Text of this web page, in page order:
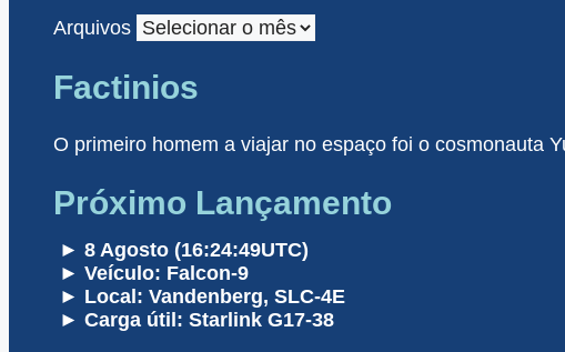
Arquivos
Factinios
O primeiro homem a viajar no espaço foi o cosmonauta
Próximo Lançamento
► 8 Agosto (16:24:49UTC)
► Veículo: Falcon-9
► Local: Vandenberg, SLC-4E
► Carga útil: Starlink G17-38